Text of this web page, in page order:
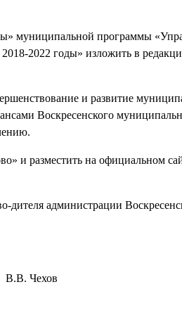
муниципальной программы
2022 годы» изложить в
и развитие
Воскресенского
и разместить на официальном
дителя администрации